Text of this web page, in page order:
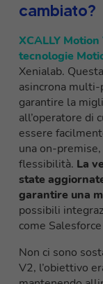
cambiato?
XCALLY
tecnologie
Xenialab.
asincrona
garantire la
all’operatore di
essere
una on-
flessibilità. La
state
garantire una
possibili
come
Non ci sono
V2, l’obiettivo